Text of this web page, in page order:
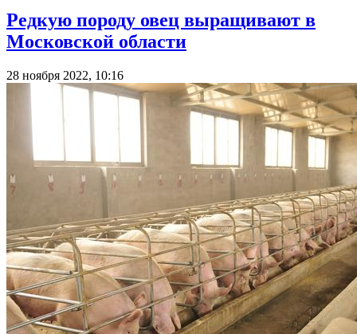
Редкую породу овец выращивают в
Московской области
28 ноября 2022, 10:16